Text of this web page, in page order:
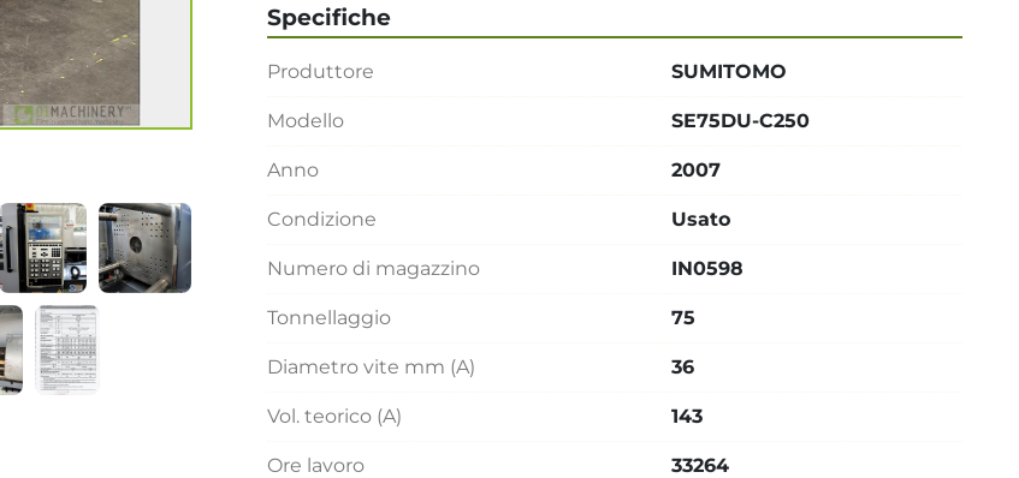
Specifiche
Produttore SUMITOMO
Modello SE75DU-C250
Anno 2007
Condizione Usato
Numero di magazzino IN0598
Tonnellaggio 75
Diametro vite mm (A) 36
Vol. teorico (A) 143
Ore lavoro 33264